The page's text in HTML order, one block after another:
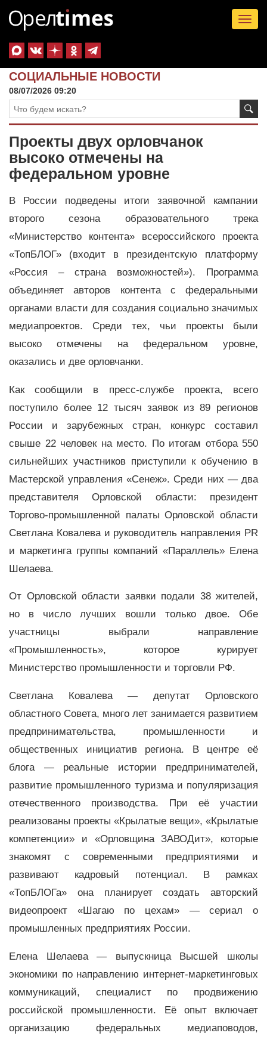
СОЦИАЛЬНЫЕ НОВОСТИ
08/07/2026 09:20
Проекты двух орловчанок
высоко отмечены на
федеральном уровне
В России подведены итоги заявочной кампании
второго сезона образовательного трека
«Министерство контента» всероссийского проекта
«ТопБЛОГ» (входит в президентскую платформу
«Россия – страна возможностей»). Программа
объединяет авторов контента с федеральными
органами власти для создания социально значимых
медиапроектов. Среди тех, чьи проекты были
высоко отмечены на федеральном уровне,
оказались и две орловчанки.
Как сообщили в пресс-службе проекта, всего
поступило более 12 тысяч заявок из 89 регионов
России и зарубежных стран, конкурс составил
свыше 22 человек на место. По итогам отбора 550
сильнейших участников приступили к обучению в
Мастерской управления «Сенеж». Среди них — два
представителя Орловской области: президент
Торгово-промышленной палаты Орловской области
Светлана Ковалева и руководитель направления PR
и маркетинга группы компаний «Параллель» Елена
Шелаева.
От Орловской области заявки подали 38 жителей,
но в число лучших вошли только двое. Обе
участницы выбрали направление
«Промышленность», которое курирует
Министерство промышленности и торговли РФ.
Светлана Ковалева — депутат Орловского
областного Совета, много лет занимается развитием
предпринимательства, промышленности и
общественных инициатив региона. В центре её
блога — реальные истории предпринимателей,
развитие промышленного туризма и популяризация
отечественного производства. При её участии
реализованы проекты «Крылатые вещи», «Крылатые
компетенции» и «Орловщина ЗАВОДит», которые
знакомят с современными предприятиями и
развивают кадровый потенциал. В рамках
«ТопБЛОГа» она планирует создать авторский
видеопроект «Шагаю по цехам» — сериал о
промышленных предприятиях России.
Елена Шелаева — выпускница Высшей школы
экономики по направлению интернет-маркетинговых
коммуникаций, специалист по продвижению
российской промышленности. Её опыт включает
организацию федеральных медиаповодов,